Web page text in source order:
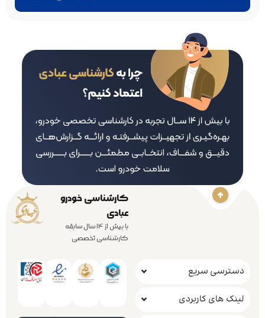
کارشناسی خودرو
عبادی
با بیش از 14 سال سابقه
کارشناسی تخصصی
دسترسی سریع
لینک های کاربردی